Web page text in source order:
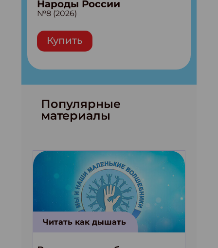
Народы России
№8 (2026)
Купить
Популярные
материалы
Читать как дышать